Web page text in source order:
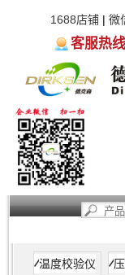
1688店铺| 微
客服热
温度校验仪